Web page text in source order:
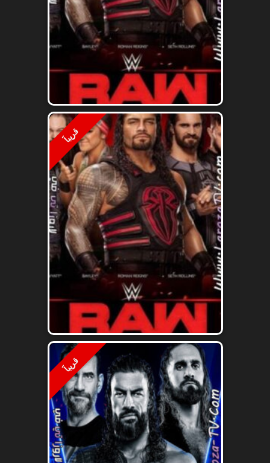
قريباََ
قريباََ